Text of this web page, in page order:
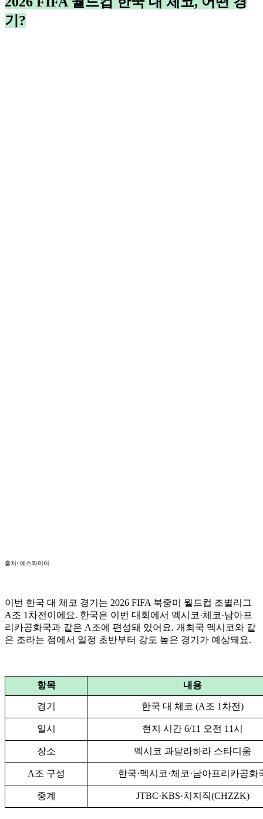
기?
출처: 에스콰이어
이번 한국 대 체코 경기는 2026 FIFA 북중미 월드컵 조별리그
A조 1차전이에요. 한국은 이번 대회에서 멕시코·체코·남아프
리카공화국과 같은 A조에 편성돼 있어요. 개최국 멕시코와 같
은 조라는 점에서 일정 초반부터 강도 높은 경기가 예상돼요.
항목 내용
경기 한국 대 체코 (A조 1차전)
일시 현지 시간 6/11 오전 11시
장소 멕시코 과달라하라 스타디움
A조 구성 한국·멕시코·체코·남아프리카공화
중계 JTBC·KBS·치지직(CHZZK)